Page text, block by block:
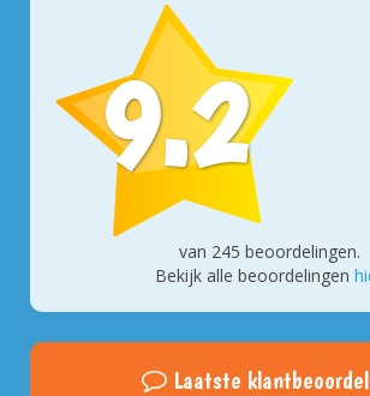
9.2
van 245 beoordelingen.
Bekijk alle beoordelingen
Laatste